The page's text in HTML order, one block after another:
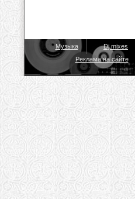
Музыка Dj mixes
Реклама на сайте